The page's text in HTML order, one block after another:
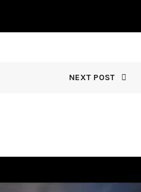
NEXT POST